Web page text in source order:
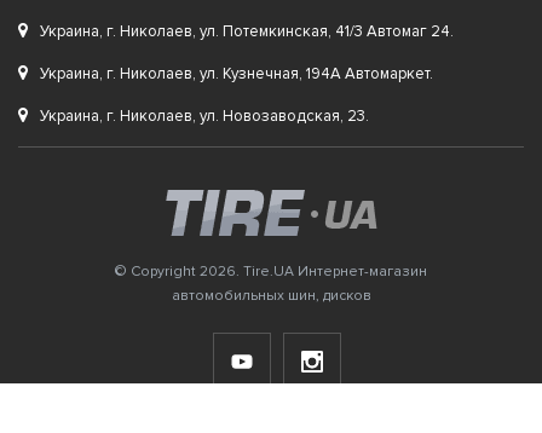
Украина, г. Николаев, ул. Потемкинская, 41/3 Автомаг 24.
Украина, г. Николаев, ул. Кузнечная, 194А Автомаркет.
Украина, г. Николаев, ул. Новозаводская, 23.
© Copyright 2026. Tire.UA Интернет-магазин
автомобильных шин, дисков